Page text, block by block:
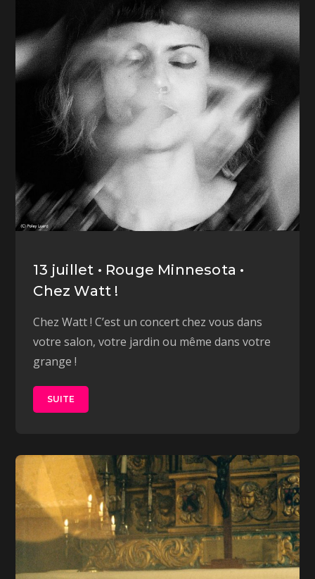
13 juillet • Rouge Minnesota •
Chez Watt !
Chez Watt ! C’est un concert chez vous dans
votre salon, votre jardin ou même dans votre
grange !
SUITE